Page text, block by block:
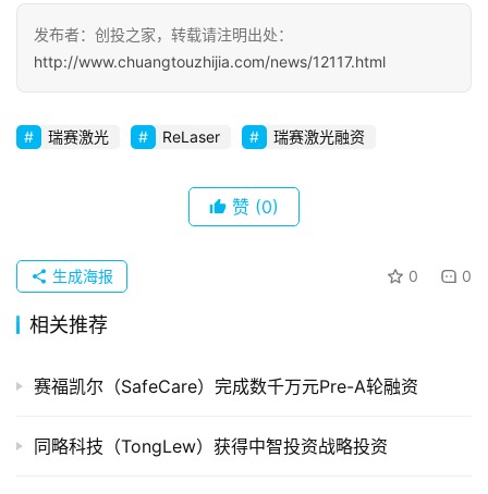
观
察
创
牌
发
布
并
重
发布者：创投之家，转载请注明出处：
http://www.chuangtouzhijia.com/news/12117.html
瑞赛激光 ReLaser 瑞赛激光融资
赞 (0)
0 0
生成海报
相关推荐
赛福凯尔（SafeCare）完成数千万元Pre-A轮融资
同略科技（TongLew）获得中智投资战略投资